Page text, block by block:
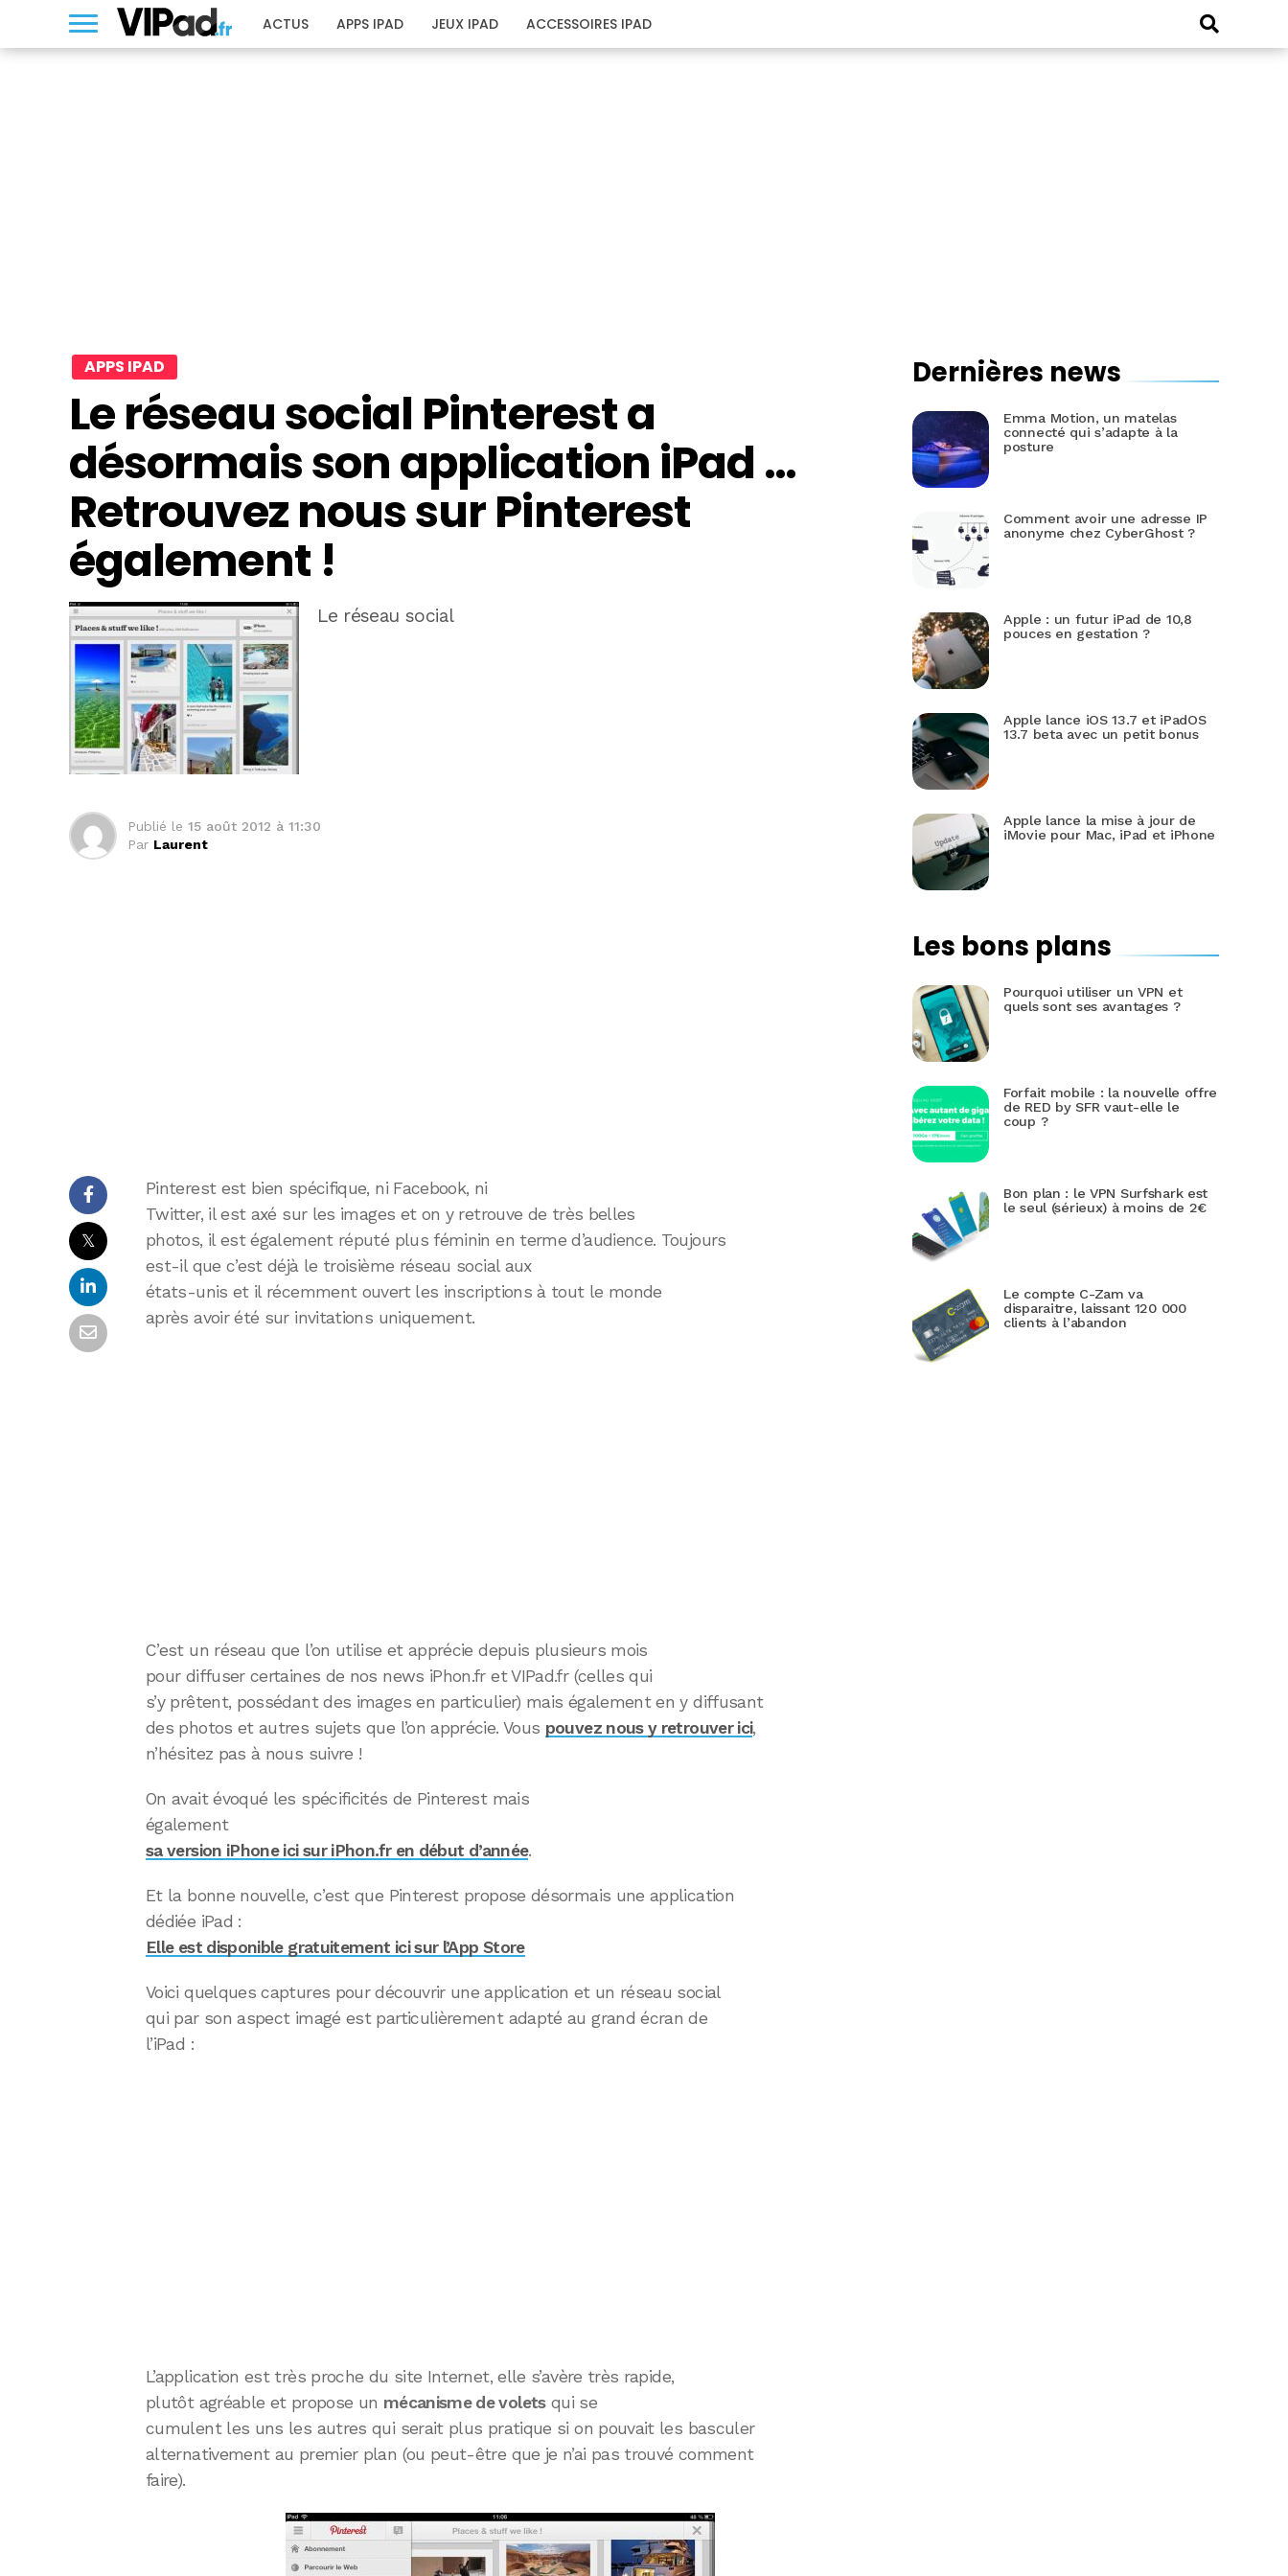
ACTUS APPS IPAD JEUX IPAD ACCESSOIRES IPAD
APPS IPAD
Le réseau social Pinterest a
désormais son application iPad …
Retrouvez nous sur Pinterest
également !
Le réseau social
Publié le 15 août 2012 à 11:30
Par Laurent
𝕏
Pinterest est bien spécifique, ni Facebook, ni
Twitter, il est axé sur les images et on y retrouve de très belles
photos, il est également réputé plus féminin en terme d’audience. Toujours
est-il que c’est déjà le troisième réseau social aux
états-unis et il récemment ouvert les inscriptions à tout le monde
après avoir été sur invitations uniquement.
C’est un réseau que l’on utilise et apprécie depuis plusieurs mois
pour diffuser certaines de nos news iPhon.fr et VIPad.fr (celles qui
s’y prêtent, possédant des images en particulier) mais également en y diffusant
des photos et autres sujets que l’on apprécie. Vous pouvez nous y retrouver ici,
n’hésitez pas à nous suivre !
On avait évoqué les spécificités de Pinterest mais
également
sa version iPhone ici sur iPhon.fr en début d’année.
Et la bonne nouvelle, c’est que Pinterest propose désormais une application
dédiée iPad :
Elle est disponible gratuitement ici sur l’App Store
Voici quelques captures pour découvrir une application et un réseau social
qui par son aspect imagé est particulièrement adapté au grand écran de
l’iPad :
L’application est très proche du site Internet, elle s’avère très rapide,
plutôt agréable et propose un mécanisme de voletsqui se
cumulent les uns les autres qui serait plus pratique si on pouvait les basculer
alternativement au premier plan (ou peut-être que je n’ai pas trouvé comment
faire).
Dernières news
Emma Motion, un matelas
connecté qui s’adapte à la
posture
Comment avoir une adresse IP
anonyme chez CyberGhost ?
Apple : un futur iPad de 10,8
pouces en gestation ?
Apple lance iOS 13.7 et iPadOS
13.7 beta avec un petit bonus
Apple lance la mise à jour de
iMovie pour Mac, iPad et iPhone
Les bons plans
Pourquoi utiliser un VPN et
quels sont ses avantages ?
Forfait mobile : la nouvelle offre
de RED by SFR vaut-elle le
coup ?
Bon plan : le VPN Surfshark est
le seul (sérieux) à moins de 2€
Le compte C-Zam va
disparaitre, laissant 120 000
clients à l’abandon